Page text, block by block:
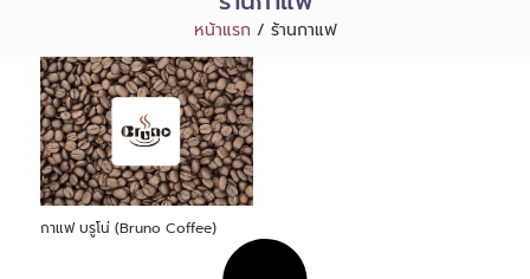
หน้าแรก / ร้านกาแฟ
กาแฟ บรูโน่ (Bruno Coffee)